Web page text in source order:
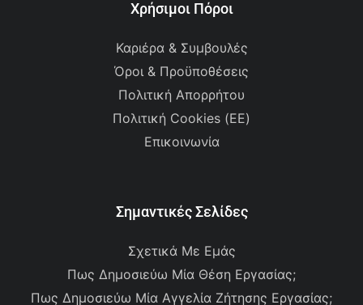
Χρήσιμοι Πόροι
Καριέρα & Συμβουλές
Όροι & Προϋποθέσεις
Πολιτική Απορρήτου
Πολιτική Cookies (ΕΕ)
Επικοινωνία
Σημαντικές Σελίδες
Σχετικά Με Εμάς
Πως Δημοσιεύω Μία Θέση Εργασίας;
Πως Δημοσιεύω Μία Αγγελία Ζήτησης Εργασίας;